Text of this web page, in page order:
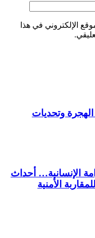
الإلكتروني في هذا
وتحديات
الإنسانية… أحداث
الأمنية